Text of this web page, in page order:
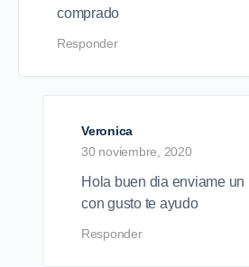
comprado
Responder
Veronica
30 noviembre, 2020
Hola buen dia enviame un
con gusto te ayudo
Responder